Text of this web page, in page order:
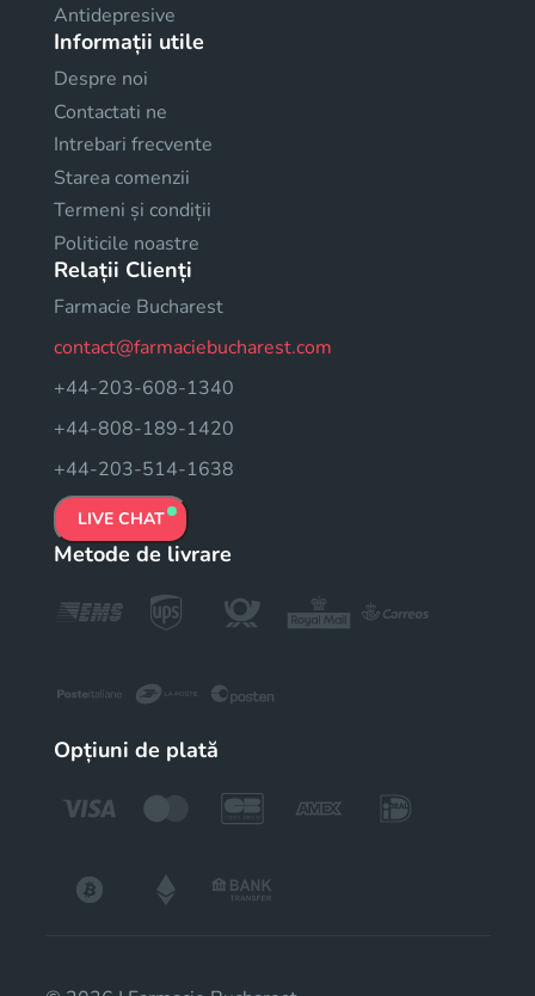
Antidepresive
Informații utile
Despre noi
Contactati ne
Intrebari frecvente
Starea comenzii
Termeni și condiții
Politicile noastre
Relații Clienți
Farmacie Bucharest
contact@farmaciebucharest.com
+44-203-608-1340
+44-808-189-1420
+44-203-514-1638
LIVE CHAT
Metode de livrare
Opțiuni de plată